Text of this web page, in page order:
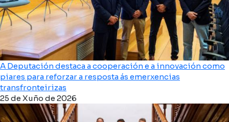
A Deputación destaca a cooperación e a innovación como
piares para reforzar a resposta ás emerxencias
transfronteirizas
25 de Xuño de 2026